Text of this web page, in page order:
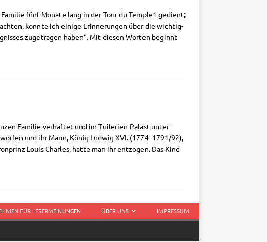
fünf Mona­te lang in der Tour du Temp­le1 gedient;
konn­te ich eini­ge Erin­ne­run­gen über die wich­tig­
zuge­tra­gen haben“. Mit die­sen Wor­ten beginnt
Fami­lie ver­haf­tet und im Tui­­le­ri­en-Palast unter
und ihr Mann, König Lud­wig XVI. (1774–1791/92),
Lou­is Charles, hat­te man ihr ent­zo­gen. Das Kind
FÜR LESERMEINUNGEN ÜBER UNS IMPRESSUM